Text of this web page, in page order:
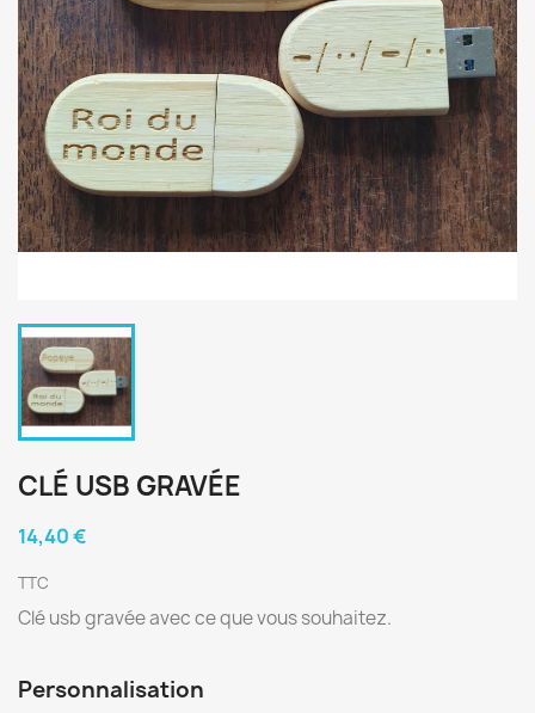
CLÉ USB GRAVÉE
14,40 €
TTC
Clé usb gravée avec ce que vous souhaitez.
Personnalisation